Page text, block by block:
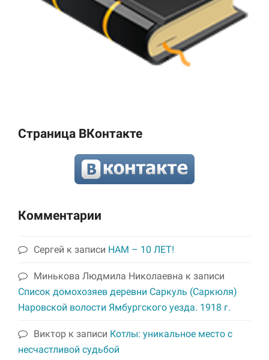
Страница ВКонтакте
Комментарии
Сергей к записи НАМ – 10 ЛЕТ!
Минькова Людмила Николаевна к записи
Список домохозяев деревни Саркуль (Саркюля)
Наровской волости Ямбургского уезда. 1918 г.
Виктор к записи Котлы: уникальное место с
несчастливой судьбой